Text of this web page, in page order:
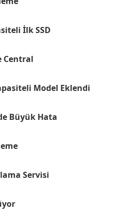
İlk SSD
Central
Model Eklendi
Büyük Hata
Servisi